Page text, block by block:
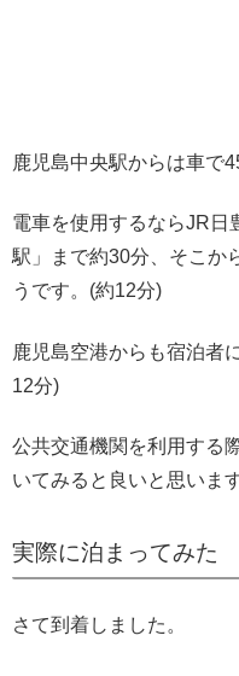
鹿児島中央駅からは車で
電車を使用するならJR日
駅」まで約30分、そこか
うです。(約12分)
鹿児島空港からも宿泊者
12分)
公共交通機関を利用する
いてみると良いと思います
実際に泊まってみた
さて到着しました。